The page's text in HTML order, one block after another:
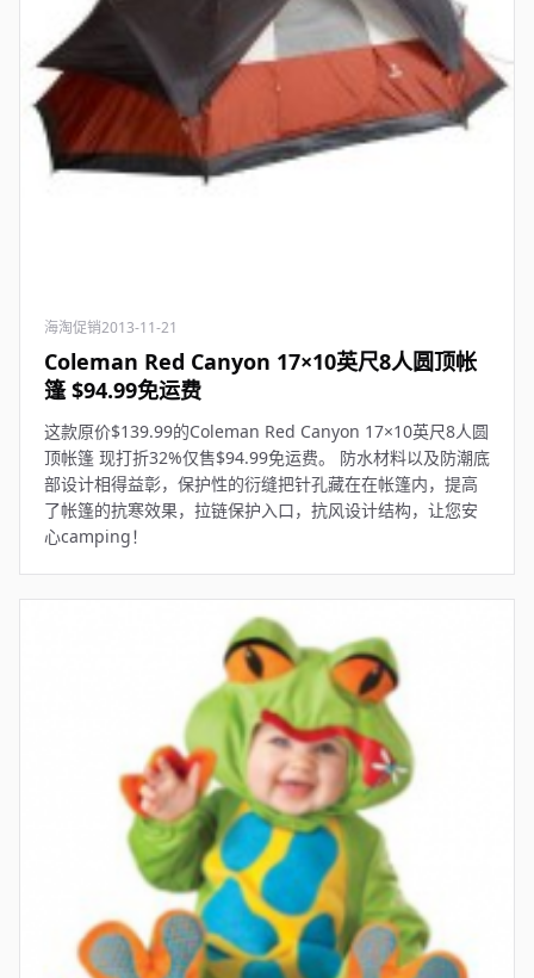
海淘促销2013-11-21
Coleman Red Canyon 17×10英尺8人圆顶帐
篷 $94.99免运费
这款原价$139.99的Coleman Red Canyon 17×10英尺8人圆
顶帐篷 现打折32%仅售$94.99免运费。 防水材料以及防潮底
部设计相得益彰，保护性的衍缝把针孔藏在在帐篷内，提高
了帐篷的抗寒效果，拉链保护入口，抗风设计结构，让您安
心camping！